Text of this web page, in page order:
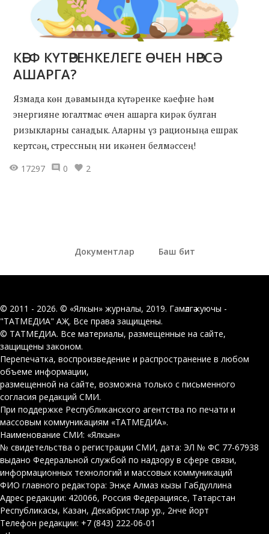
КӘЕФ КҮТӘРЕНКЕЛЕГЕ ӨЧЕН НӘРСӘ
АШАРГА?
Язмада көн дәвамында күтәренке кәефне һәм
энергияне югалтмас өчен ашарга кирәк булган
ризыкларны санадык. Аларны үз рационыңа ешрак
кертсәң, стрессның ни икәнен белмәссең!
17297
0 2
Документлар Баш бит
© 2011 - 2026. © «Ялкын» журналы, 2019. Гамәлгә куючы -
"ТАТМЕДИА" АҖ. Все права защищены.
© ТАТМЕДИА. Все материалы, размещенные на сайте,
защищены законом.
Перепечатка, воспроизведение и распространение в любом
объеме информации,
размещенной на сайте, возможна только с письменного
согласия редакций СМИ.
При поддержке Республиканского агентства по печати и
массовым коммуникациям «ТАТМЕДИА».
Наименование СМИ: «Ялкын»
№ свидетельства о регистрации СМИ, дата: ЭЛ № ФС 77-67938
выдано Федеральной службой по надзору в сфере связи,
информационных технологий и массовых коммуникаций
ФИО главного редактора: Энҗе Алмаз кызы Габдуллина
Адрес редакции: 420066, Россия Федерациясе, Татарстан
Республикасы, Казан, Декабристлар ур., 2нче йорт
Телефон редакции: +7 (843) 222-06-01